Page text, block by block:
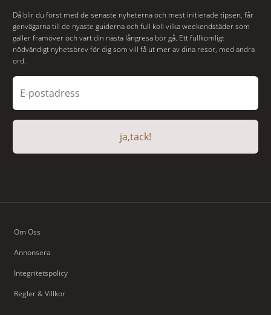
Då blir du först med de senaste nyheterna och mest initierade tipsen, får
genvägarna till de nyaste guiderna och full koll vilka weekendstäder som
gäller framöver och vart din nästa långresa bör gå. Ett fullkomligt
nödvändigt nyhetsbrev för dig som vill få ut mer av dina resor, med andra
ord.
ja,tack!
Om Oss
Annonsera
Integritetspolicy
Regler & Villkor